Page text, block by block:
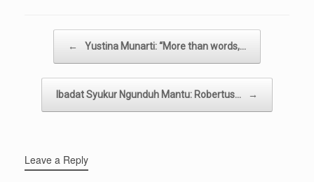
← Yustina Munarti: “More than words,…
Ibadat Syukur Ngunduh Mantu: Robertus… →
Leave a Reply